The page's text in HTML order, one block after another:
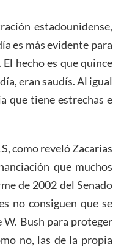
estadounidense,
es más evidente para
hecho es que quince
eran saudís. Al igual
que tiene estrechas e
como reveló Zacarias
que muchos
de 2002 del Senado
no consiguen que se
W. Bush para proteger
no, las de la propia